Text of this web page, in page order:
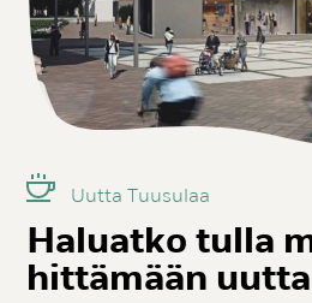
Uut­ta Tuu­su­laa
Ha­luat­ko tul­la
hit­tä­mään